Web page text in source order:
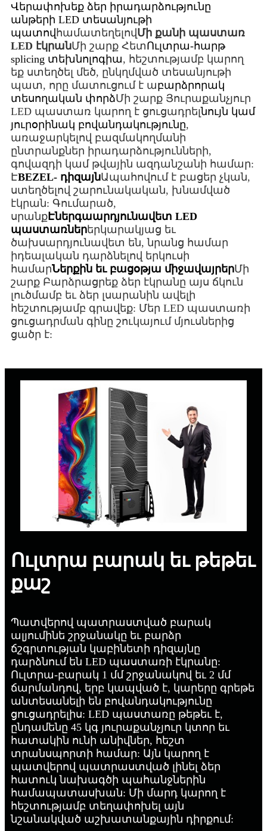
Վերափոխեք ձեր իրադարձությունը
անթերի LED տեսանյութի
պատով համատեղելովՄի քանի պաստառ
LED էկրանՄի շարք ՀետՈւլտրա-հարթ
splicing տեխնոլոգիա, հեշտությամբ կարող
եք ստեղծել մեծ, ընկղմված տեսանյութի
պատ, որը մատուցում է աբարձրորակ
տեսողական փորձՄի շարք Յուրաքանչյուր
LED պաստառ կարող է ցուցադրելնույն կամ
յուրօրինակ բովանդակությունը,
առաջարկելով բազմակողմանի
ընտրանքներ իրադարձությունների,
գովազդի կամ թվային ազդանշանի համար:
ԷBEZEL- դիզայնԱպահովում է բացեր չկան,
ստեղծելով շարունակական, խնամված
էկրան: Գումարած,
սրանք Էներգաարդյունավետ LED
պաստառներերկարակյաց եւ
ծախսարդյունավետ են, նրանց համար
իդեալական դարձնելով երկուսի
համարՆերքին եւ բացօթյա միջավայրերՄի
շարք Բարձրացրեք ձեր էկրանը այս ճկուն
լուծմամբ եւ ձեր լսարանին ավելի
հեշտությամբ գրավեք: Մեր LED պաստառի
ցուցադրման գինը շուկայում մյուսներից
ցածր է:
Ուլտրա բարակ եւ թեթեւ
քաշ
Պատվերով պատրաստված բարակ
ալյումինե շրջանակը եւ բարձր
ճշգրտության կաբինետի դիզայնը
դարձնում են LED պաստառի էկրանը:
Ուլտրա-բարակ 1 մմ շրջանակով եւ 2 մմ
ճարմանդով, երբ կապված է, կարերը գրեթե
անտեսանելի են բովանդակությունը
ցուցադրելիս: LED պաստառը թեթեւ է,
ընդամենը 45 կգ յուրաքանչյուր կտոր եւ
հատակին ունի անիվներ, հեշտ
տրանսպորտի համար: Այն կարող է
պատվերով պատրաստված լինել ձեր
հատուկ նախագծի պահանջներին
համապատասխան: Մի մարդ կարող է
հեշտությամբ տեղափոխել այն
նշանակված աշխատանքային դիրքում: